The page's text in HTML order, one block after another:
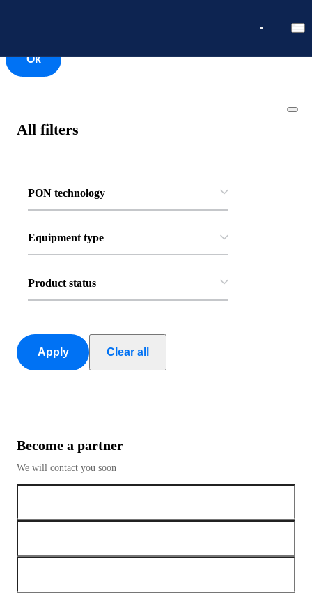
Ok
All filters
PON technology
Equipment type
Product status
Apply Clear all
Become a partner
We will contact you soon